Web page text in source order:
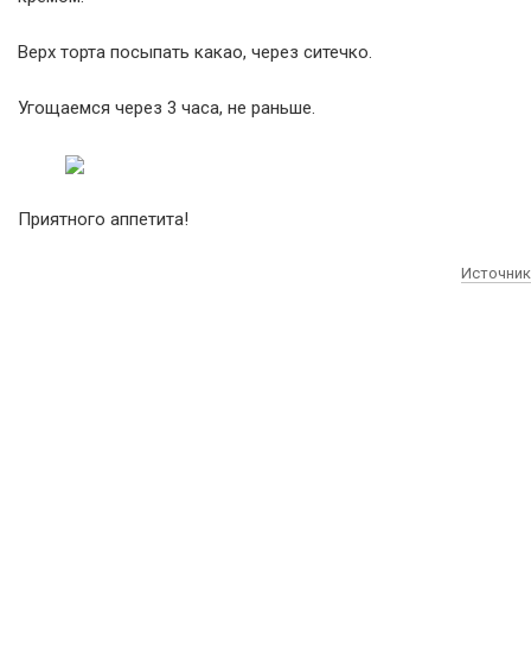
Верх торта посыпать какао, через ситечко.
Угощаемся через 3 часа, не раньше.
Приятного аппетита!
Источник